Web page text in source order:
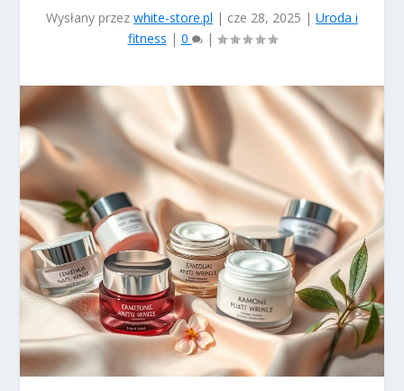
Wysłany przez white-store.pl | cze 28, 2025 | Uroda i
fitness | 0 |